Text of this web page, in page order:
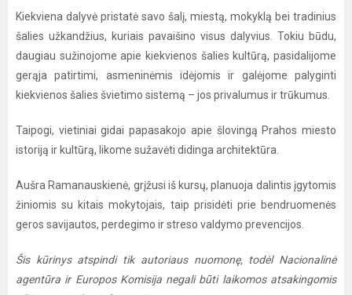
Kiekviena dalyvė pristatė savo šalį, miestą, mokyklą bei tradinius
šalies užkandžius, kuriais pavaišino visus dalyvius. Tokiu būdu,
daugiau sužinojome apie kiekvienos šalies kultūrą, pasidalijome
gerąja patirtimi, asmeninėmis idėjomis ir galėjome palyginti
kiekvienos šalies švietimo sistemą – jos privalumus ir trūkumus.
Taipogi, vietiniai gidai papasakojo apie šlovingą Prahos miesto
istoriją ir kultūrą, likome sužavėti didinga architektūra.
Aušra Ramanauskienė, grįžusi iš kursų, planuoja dalintis įgytomis
žiniomis su kitais mokytojais, taip prisidėti prie bendruomenės
geros savijautos, perdegimo ir streso valdymo prevencijos.
Šis kūrinys atspindi tik autoriaus nuomonę, todėl Nacionalinė
agentūra ir Europos Komisija negali būti laikomos atsakingomis